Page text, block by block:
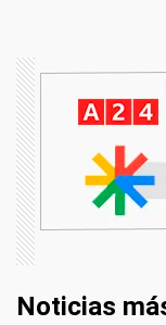
Noticias